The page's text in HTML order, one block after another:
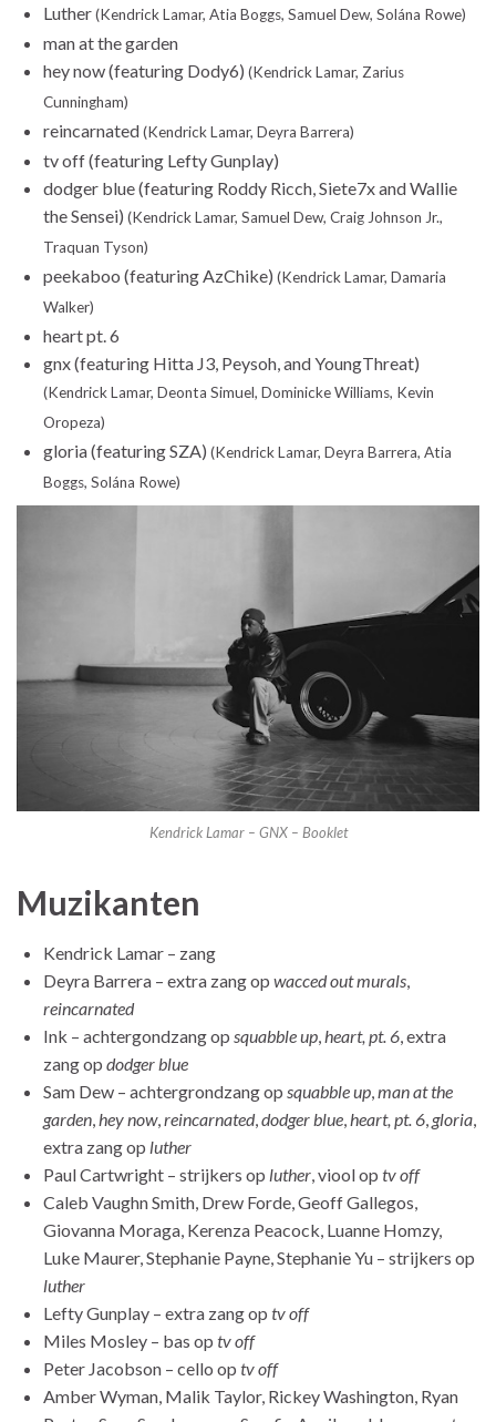
Luther(Kendrick Lamar, Atia Boggs, Samuel Dew, Solána Rowe)
man at the garden
hey now (featuring Dody6) (Kendrick Lamar, Zarius
Cunningham)
reincarnated(Kendrick Lamar, Deyra Barrera)
tv off (featuring Lefty Gunplay)
dodger blue (featuring Roddy Ricch, Siete7x and Wallie
the Sensei) (Kendrick Lamar, Samuel Dew, Craig Johnson Jr.,
Traquan Tyson)
peekaboo (featuring AzChike) (Kendrick Lamar, Damaria
Walker)
heart pt. 6
gnx (featuring Hitta J3, Peysoh, and YoungThreat)
(Kendrick Lamar, Deonta Simuel, Dominicke Williams, Kevin
Oropeza)
gloria (featuring SZA) (Kendrick Lamar, Deyra Barrera, Atia
Boggs, Solána Rowe)
Kendrick Lamar – GNX – Booklet
Muzikanten
Kendrick Lamar – zang
Deyra Barrera – extra zang op wacced out murals,
reincarnated
Ink – achtergondzang op squabble up,heart, pt. 6, extra
zang op dodger blue
Sam Dew – achtergrondzang op squabble up,man at the
garden,hey now,reincarnated,dodger blue,heart, pt. 6, gloria,
extra zang op luther
Paul Cartwright – strijkers op luther, viool op tv off
Caleb Vaughn Smith, Drew Forde, Geoff Gallegos,
Giovanna Moraga, Kerenza Peacock, Luanne Homzy,
Luke Maurer, Stephanie Payne, Stephanie Yu – strijkers op
luther
Lefty Gunplay – extra zang op tv off
Miles Mosley – bas op tv off
Peter Jacobson – cello op tv off
Amber Wyman, Malik Taylor, Rickey Washington, Ryan